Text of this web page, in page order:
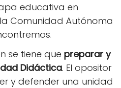
educativa en
Comunidad Autónoma
se tiene que preparar y
Didáctica. El opositor
y defender una unidad